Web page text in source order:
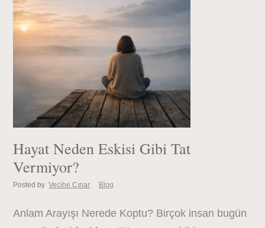
Hayat Neden Eskisi Gibi Tat
Vermiyor?
Posted by Vecihe Çınar Blog
Anlam Arayışı Nerede Koptu? Birçok insan bugün